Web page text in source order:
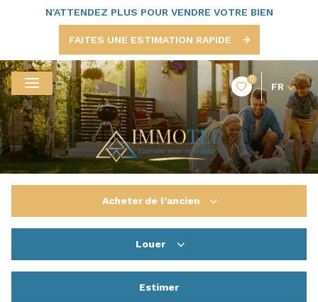
N'ATTENDEZ PLUS POUR VENDRE VOTRE BIEN
FAITES UNE ESTIMATION RAPIDE
0
FR
Acheter de l'ancien
De l'immo pro
Louer
Estimer